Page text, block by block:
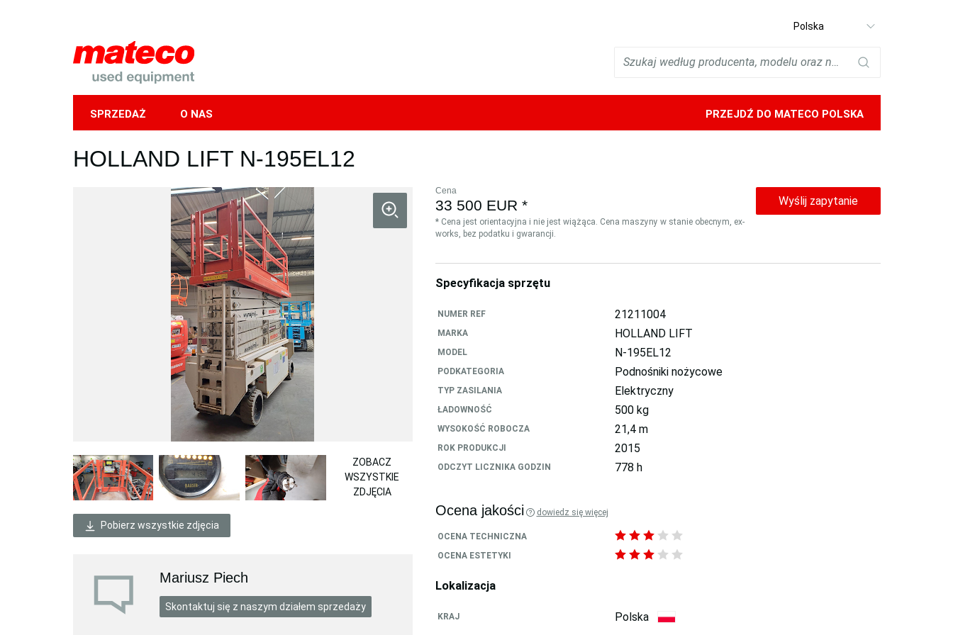
Select
SPRZEDAŻ O NAS PRZEJDŹ DO MATECO POLSKA
HOLLAND LIFT N-195EL12
ZOBACZ
WSZYSTKIE
ZDJĘCIA
Pobierz wszystkie zdjęcia
Mariusz Piech
Skontaktuj się z naszym działem sprzedaży
Cena
33 500 EUR *
* Cena jest orientacyjna i nie jest wiążąca. Cena maszyny w stanie obecnym, ex-
works, bez podatku i gwarancji.
Wyślij zapytanie
Specyfikacja sprzętu
NUMER REF 21211004
MARKA HOLLAND LIFT
MODEL N-195EL12
PODKATEGORIA Podnośniki nożycowe
TYP ZASILANIA Elektryczny
ŁADOWNOŚĆ 500 kg
WYSOKOŚĆ ROBOCZA 21,4 m
ROK PRODUKCJI 2015
ODCZYT LICZNIKA GODZIN 778 h
Ocena jakości dowiedz się więcej
OCENA TECHNICZNA
OCENA ESTETYKI
Lokalizacja
KRAJ Polska